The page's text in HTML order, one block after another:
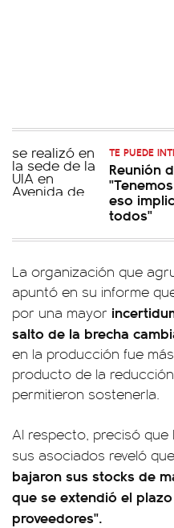
TE PUEDE
Reunión
eso
todos"
La organización que
apuntó en su informe
por una mayor
salto de la brecha
en la producción fue
producto de la
permitieron sostenerla.
Al respecto, precisó
sus asociados reveló que
bajaron sus stocks de
que se extendió el
proveedores".